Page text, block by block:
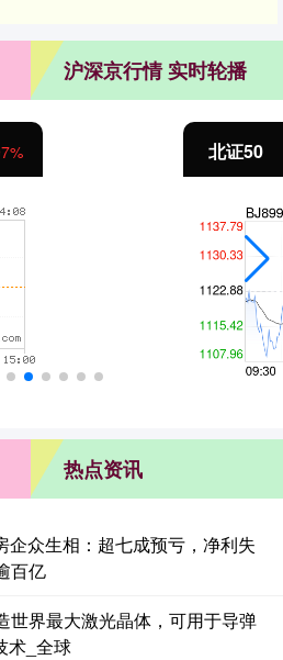
沪深京行情 实时轮播
热点资讯
企众生相：超七成预亏，净利失
百亿
世界最大激光晶体，可用于导弹
术_全球